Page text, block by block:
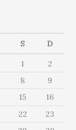
S D
1
2
8
9
15
16
22
23